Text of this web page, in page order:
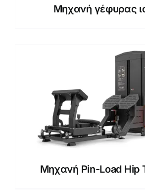
Μηχανή γέφυρας
Μηχανή Pin-Load Hip